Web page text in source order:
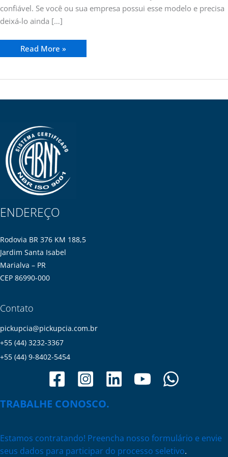
confiável. Se você ou sua empresa possui esse modelo e precisa
deixá-lo ainda […]
Read More »
ENDEREÇO
Rodovia BR 376 KM 188,5
Jardim Santa Isabel
Marialva – PR
CEP 86990-000
Contato
pickupcia@pickupcia.com.br
+55 (44) 3232-3367
+55 (44) 9-8402-5454
TRABALHE CONOSCO.
Estamos contratando! Preencha nosso formulário e envie
seus dados para participar do processo seletivo.